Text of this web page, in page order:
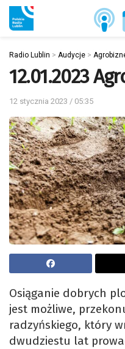
Radio Lublin > Audycje >
12.01.2023
12 stycznia 2023 / 05:35
Osiąganie dobrych
jest możliwe,
radzyńskiego, który
dwudziestu lat